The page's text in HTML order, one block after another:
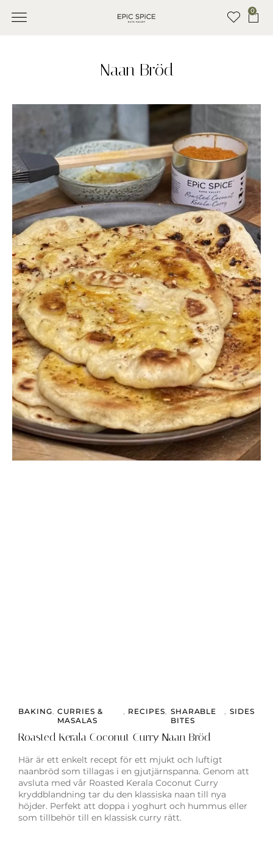
0
Naan Bröd
BAKING, CURRIES &
MASALAS
, RECIPES, SHARABLE
BITES
, SIDES
Roasted Kerala Coconut Curry Naan Bröd
Här är ett enkelt recept för ett mjukt och luftigt
naanbröd som tillagas i en gjutjärnspanna. Genom att
avsluta med vår Roasted Kerala Coconut Curry
kryddblandning tar du den klassiska naan till nya
höjder. Perfekt att doppa i yoghurt och hummus eller
som tillbehör till en klassisk curry rätt.